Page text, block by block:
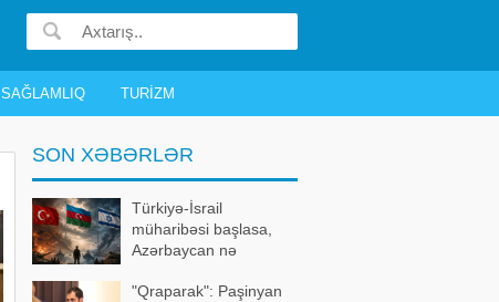
SAĞLAMLIQ TURIZM
SON XƏBƏRLƏR
Türkiyə-İsrail
müharibəsi başlasa,
Azərbaycan nə
detallar bəlli oldu"Qraparak": Paşinyan